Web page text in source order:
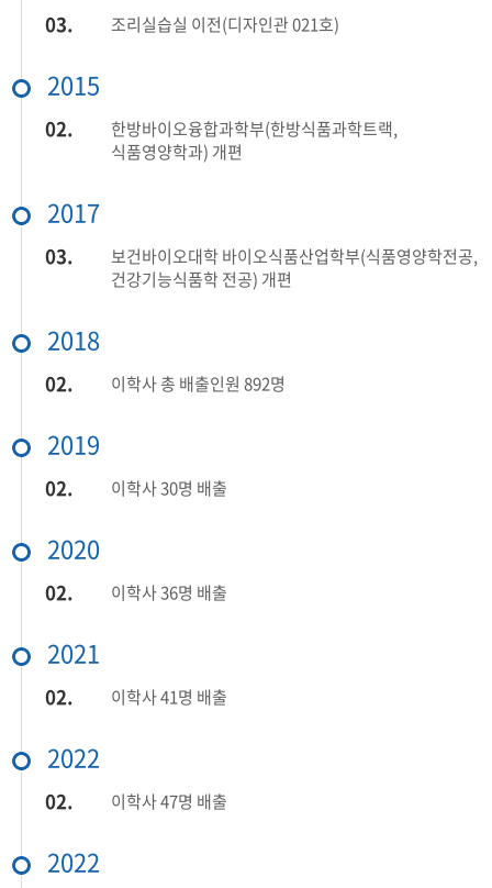
03. 조리실습실 이전(디자인관 021호)
2015
02.
한방바이오융합과학부(한방식품과학트랙,
식품영양학과) 개편
2017
03.
보건바이오대학 바이오식품산업학부(식품영양학전공,
건강기능식품학 전공) 개편
2018
02. 이학사 총 배출인원 892명
2019
02. 이학사 30명 배출
2020
02. 이학사 36명 배출
2021
02. 이학사 41명 배출
2022
02. 이학사 47명 배출
2022